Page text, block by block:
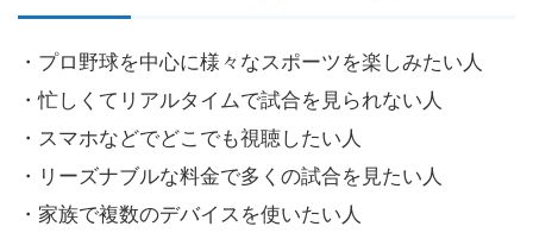
・プロ野球を中心に様々なスポーツを楽しみたい人
・忙しくてリアルタイムで試合を見られない人
・スマホなどでどこでも視聴したい人
・リーズナブルな料金で多くの試合を見たい人
・家族で複数のデバイスを使いたい人